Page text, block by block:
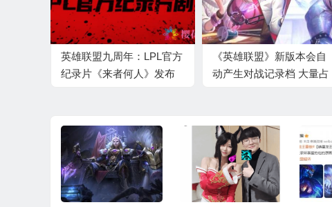
英雄联盟九周年：LPL官方
纪录片《来者何人》发布
《英雄联盟》新版本会自
动产生对战记录档 大量占